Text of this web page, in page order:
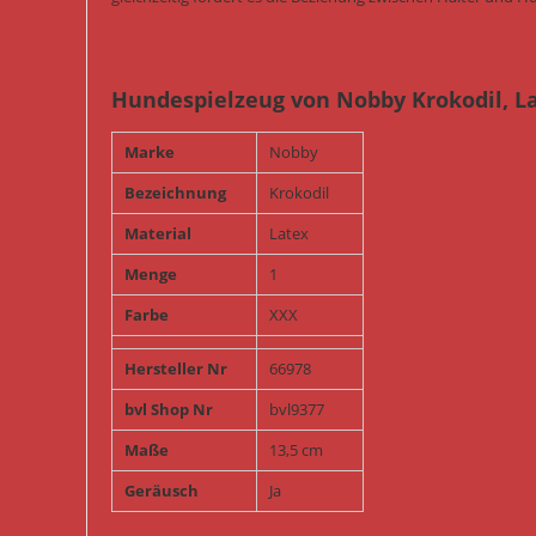
Hundespielzeug von Nobby Krokodil,
Marke
Nobby
Bezeichnung
Krokodil
Material
Latex
Menge
1
Farbe
XXX
Hersteller Nr
66978
bvl Shop Nr
bvl9377
Maße
13,5 cm
Geräusch
Ja